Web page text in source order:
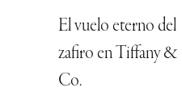
El vuelo eterno del
zafiro en Tiffany &
Co.